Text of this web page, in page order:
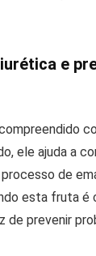
e
ele ajuda a
de
esta fruta é
de prevenir